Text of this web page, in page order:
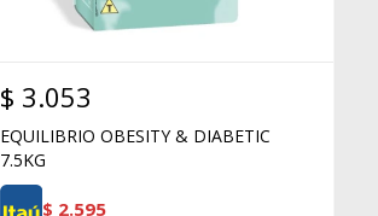
$ 3.053
EQUILIBRIO OBESITY & DIABETIC
7.5KG
$ 2.595